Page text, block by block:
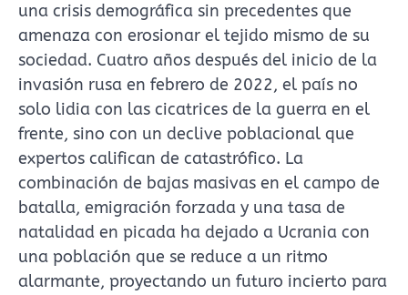
una crisis demográfica sin precedentes que
amenaza con erosionar el tejido mismo de su
sociedad. Cuatro años después del inicio de la
invasión rusa en febrero de 2022, el país no
solo lidia con las cicatrices de la guerra en el
frente, sino con un declive poblacional que
expertos califican de catastrófico. La
combinación de bajas masivas en el campo de
batalla, emigración forzada y una tasa de
natalidad en picada ha dejado a Ucrania con
una población que se reduce a un ritmo
alarmante, proyectando un futuro incierto para